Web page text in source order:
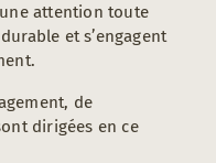
attention toute
et s’engagent
de
dirigées en ce